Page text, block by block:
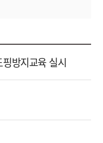
방지교육 실시